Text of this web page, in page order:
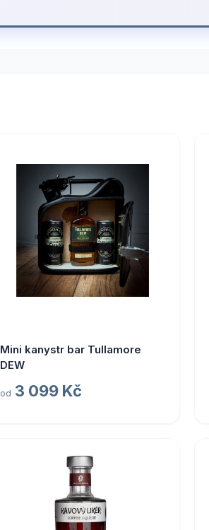
Mini kanystr bar Tullamore
DEW
od 3 099 Kč